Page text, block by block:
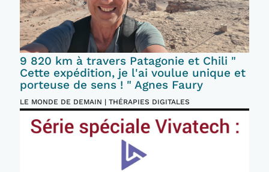
9 820 km à travers Patagonie et Chili "
Cette expédition, je l'ai voulue unique et
porteuse de sens ! " Agnes Faury
LE MONDE DE DEMAIN | THÉRAPIES DIGITALES